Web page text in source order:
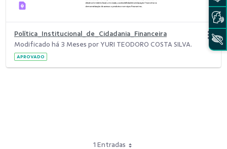
Política_Institucional_de_Cidadania_Financeira
Modificado há 3 Meses por YURI TEODORO COSTA SILVA.
APROVADO
1 Entradas